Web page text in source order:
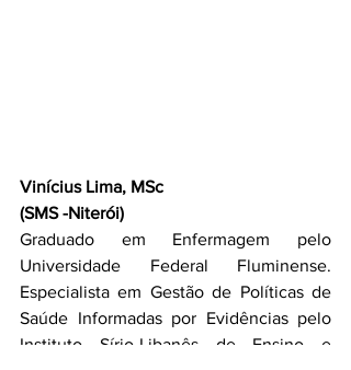
Vinícius Lima, MSc
(SMS -Niterói)
Graduado em Enfermagem pelo
Universidade Federal Fluminense.
Especialista em Gestão de Políticas de
Saúde Informadas por Evidências pelo
Instituto Sírio-Libanês de Ensino e